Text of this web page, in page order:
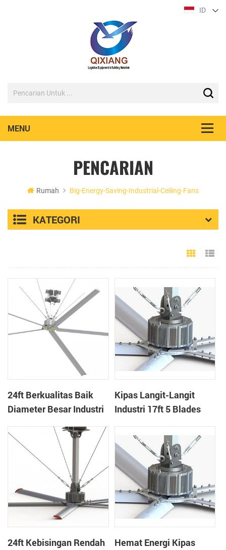
ID
PENCARIAN
Rumah Big-Energy-Saving-Industrial-Ceiling-Fans
KATEGORI
Grid
24ft Berkualitas Baik
Diameter Besar Industri
Untuk Gudang
Kipas Langit-Langit
Industri 17ft 5 Blades
Kecepatan Rendah
24ft Kebisingan Rendah
Hemat Energi Kipas